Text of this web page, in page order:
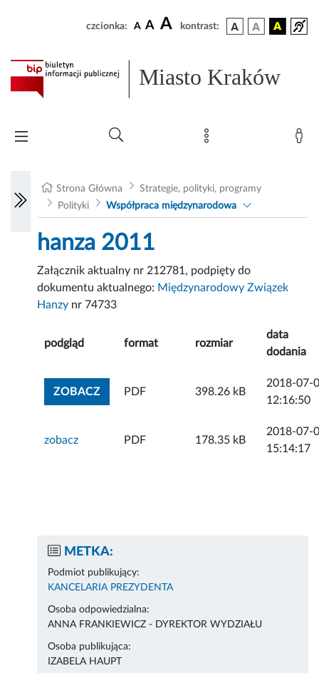
czcionka: A A A kontrast:
Miasto Kraków
Strona Główna
Strategie, polityki, programy
Polityki
Współpraca międzynarodowa
hanza 2011
Załącznik aktualny nr 212781, podpięty do
dokumentu aktualnego: Międzynarodowy Związek
Hanzy nr 74733
podgląd format rozmiar
data
dodania
ZOBACZZOBACZ ZAŁĄCZNIK
PDF 398.26 kB
2018-07-
12:16:50
zobacz PDF 178.35 kB
2018-07-
15:14:17
METKA:
Podmiot publikujący:
KANCELARIA PREZYDENTA
Osoba odpowiedzialna:
ANNA FRANKIEWICZ - DYREKTOR WYDZIAŁU
Osoba publikująca:
IZABELA HAUPT